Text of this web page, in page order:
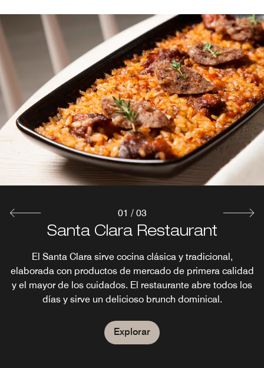
Santa Clara Restaurant
El Santa Clara sirve cocina clásica y tradicional,
elaborada con productos de mercado de primera calidad
y el mayor de los cuidados. El restaurante abre todos los
días y sirve un delicioso brunch dominical.
Explorar
Santa Clara Breakfast
Explorar
Event Catering
Explorar
01 / 03